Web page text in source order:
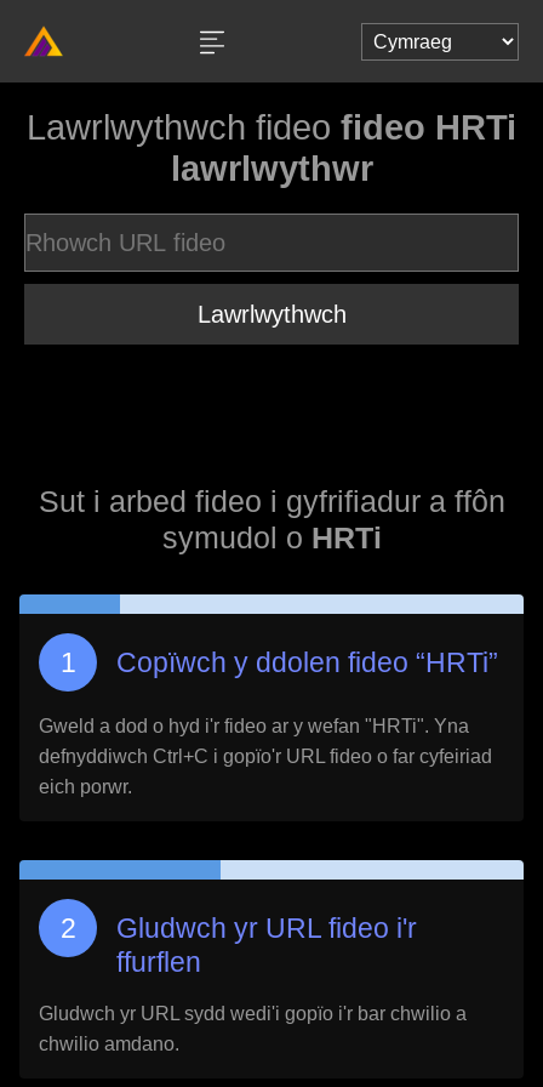
Lawrlwythwch fideo fideo HRTi
lawrlwythwr
Lawrlwythwch
Sut i arbed fideo i gyfrifiadur a ffôn
symudol o HRTi
Copïwch y ddolen fideo “HRTi”
Gweld a dod o hyd i'r fideo ar y wefan "HRTi". Yna
defnyddiwch Ctrl+C i gopïo'r URL fideo o far cyfeiriad
eich porwr.
Gludwch yr URL fideo i'r
ffurflen
Gludwch yr URL sydd wedi'i gopïo i'r bar chwilio a
chwilio amdano.